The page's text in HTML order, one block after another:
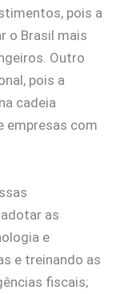
pois a
o Brasil mais
Outro
pois a
cadeia
empresas com
as
e
e treinando as
fiscais;